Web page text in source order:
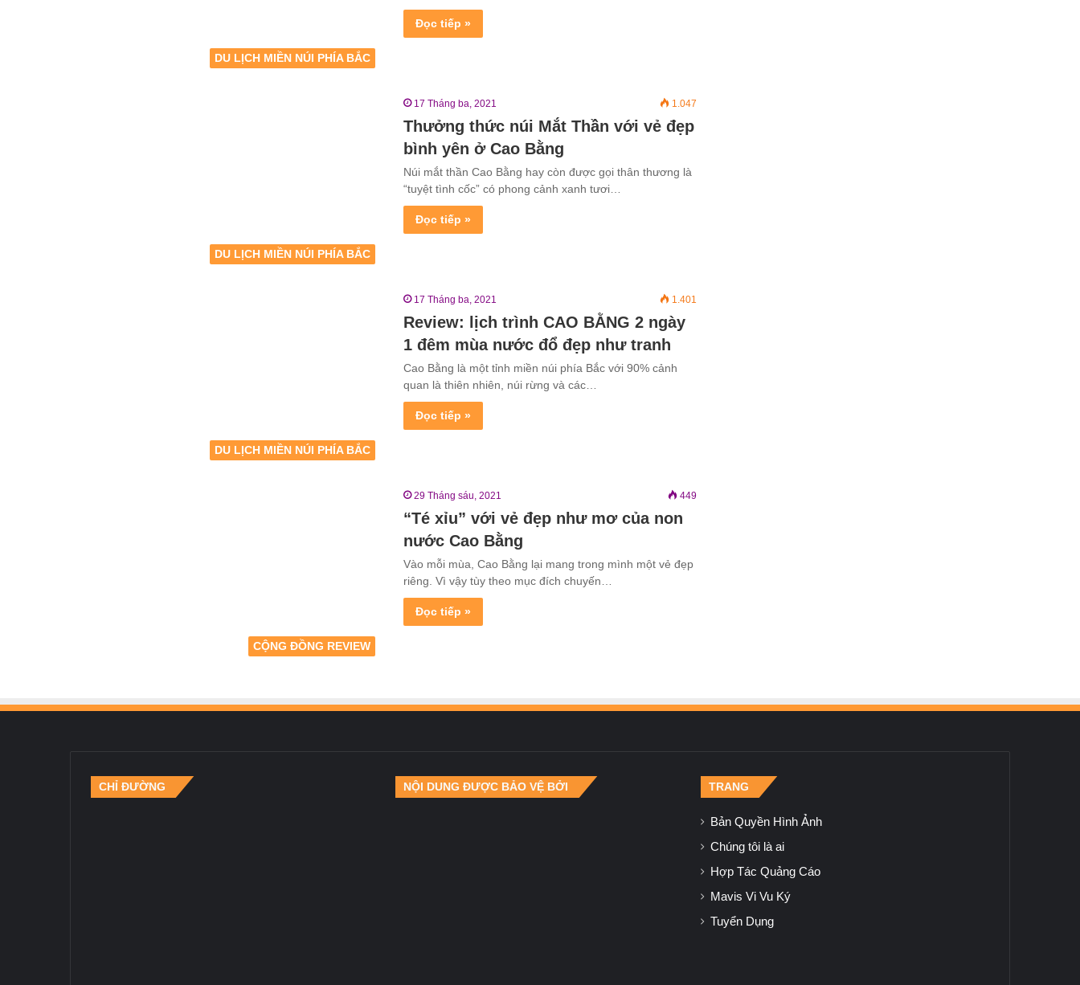
DU LỊCH MIỀN NÚI PHÍA BẮC
Đọc tiếp »
DU LỊCH MIỀN NÚI PHÍA BẮC
17 Tháng ba, 2021 1.047
Thưởng thức núi Mắt Thần với vẻ đẹp
bình yên ở Cao Bằng
Núi mắt thần Cao Bằng hay còn được gọi thân thương là
“tuyệt tình cốc” có phong cảnh xanh tươi…
Đọc tiếp »
DU LỊCH MIỀN NÚI PHÍA BẮC
17 Tháng ba, 2021 1.401
Review: lịch trình CAO BẰNG 2 ngày
1 đêm mùa nước đổ đẹp như tranh
Cao Bằng là một tỉnh miền núi phía Bắc với 90% cảnh
quan là thiên nhiên, núi rừng và các…
Đọc tiếp »
CỘNG ĐỒNG REVIEW
29 Tháng sáu, 2021 449
“Té xỉu” với vẻ đẹp như mơ của non
nước Cao Bằng
Vào mỗi mùa, Cao Bằng lại mang trong mình một vẻ đẹp
riêng. Vì vậy tùy theo mục đích chuyến…
Đọc tiếp »
CHỈ ĐƯỜNG NỘI DUNG ĐƯỢC BẢO VỆ BỞI TRANG
Bản Quyền Hình Ảnh
Chúng tôi là ai
Hợp Tác Quảng Cáo
Mavis Vi Vu Ký
Tuyển Dụng